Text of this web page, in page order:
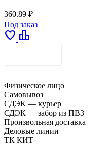
360.89 ₽
Под заказ
favorite leaderboard
Физическое лицо
Самовывоз
СДЭК — курьер
СДЭК — забор из ПВЗ
Произвольная доставка
Деловые линии
ТК КИТ